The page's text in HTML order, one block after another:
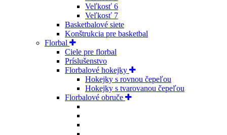
Veľkosť 6
Veľkosť 7
Basketbalové siete
Konštrukcia pre basketbal
Florbal
Ciele pre florbal
Príslušenstvo
Florbalové hokejky
Hokejky s rovnou čepeľou
Hokejky s tvarovanou čepeľou
Florbalové obruče